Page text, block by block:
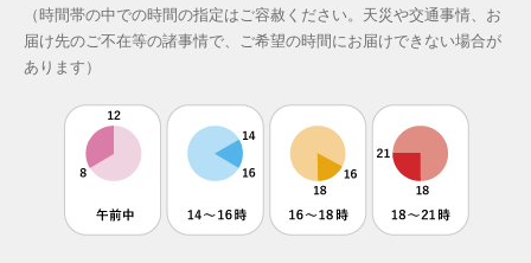
新着
春服ファッション特集
母の日特集
（時間帯の中での時間の指定はご容赦ください。天災や交通事情、お
届け先のご不在等の諸事情で、ご希望の時間にお届けできない場合が
あります）